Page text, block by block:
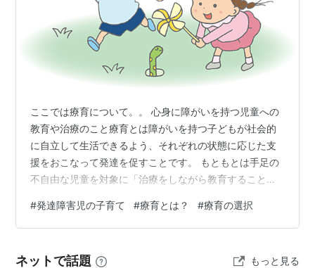
ここでは療育について。。 心身に障がいを持つ児童への
教育や治療のこと療育とは障がいを持つ子どもが社会的
に自立して生活できるよう、それぞれの状態に応じた支
援をおこなって発達を促すことです。 もともとは手足の
不自由な児童を対象に「治療をしながら教育すること」
神障がい（発達障がいを含む）のいずれかに該当する18
歳未満の子どもが支援の対象となっています。 🌸療育と
発達支援という言葉も多く使われます。 発達支援とは、
#発達障害児の子育て #療育とは？ #療育の選択
ネットで話題 もっと見る